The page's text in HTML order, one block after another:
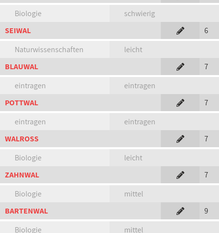
Biologie
schwierig
SEIWAL
6
Naturwissenschaften
leicht
BLAUWAL
7
eintragen
eintragen
POTTWAL
7
eintragen
eintragen
WALROSS
7
Biologie
leicht
ZAHNWAL
7
Biologie
mittel
BARTENWAL
9
Biologie
mittel